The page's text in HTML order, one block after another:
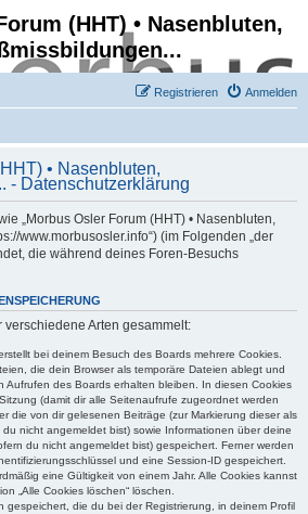
(HHT) • Nasenbluten,
Anmelden
Registrieren
• Nasenbluten,
- Datenschutzerklärung
„Morbus Osler Forum (HHT) • Nasenbluten,
www.morbusosler.info“) (im Folgenden „der
die während deines Foren-Besuchs
Arten gesammelt:
bei deinem Besuch des Boards mehrere Cookies.
die dein Browser als temporäre Dateien ablegt und
Aufrufen des Boards erhalten bleiben. In diesen Cookies
(damit dir alle Seitenaufrufe zugeordnet werden
die von dir gelesenen Beiträge (zur Markierung dieser als
nicht angemeldet bist) sowie Informationen über deine
du nicht angemeldet bist) gespeichert. Ferner werden
und eine Session-ID gespeichert.
eine Gültigkeit von einem Jahr. Alle Cookies kannst
„Alle Cookies löschen“ löschen.
gespeichert, die du bei der Registrierung, in deinem Profil